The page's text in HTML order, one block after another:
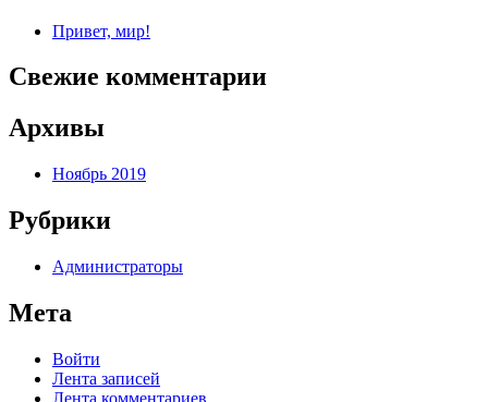
Привет, мир!
Свежие комментарии
Архивы
Ноябрь 2019
Рубрики
Администраторы
Мета
Войти
Лента записей
Лента комментариев